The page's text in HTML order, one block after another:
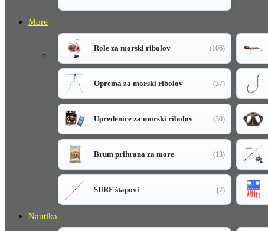
More
Role za morski ribolov (106)
Oprema za morski ribolov (37)
Upredenice za morski ribolov (30)
Brum prihrana za more (13)
SURF štapovi (7)
Nautika